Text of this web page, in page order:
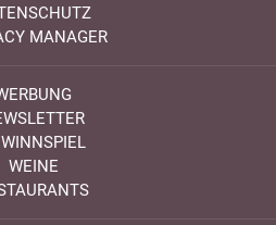
MANAGER
WEINE